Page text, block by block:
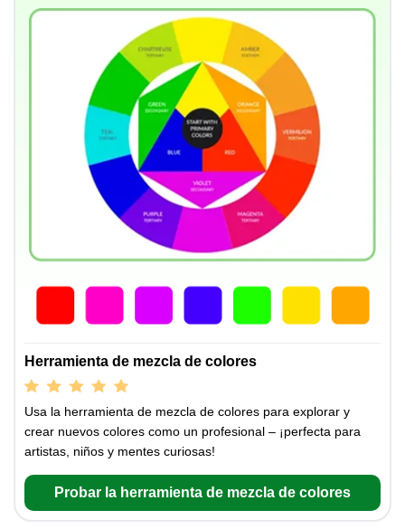
Herramienta de mezcla de colores
Usa la herramienta de mezcla de colores para explorar y
crear nuevos colores como un profesional – ¡perfecta para
artistas, niños y mentes curiosas!
Probar la herramienta de mezcla de colores